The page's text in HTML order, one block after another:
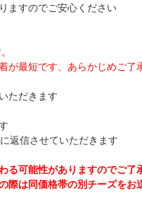
ますのでご安心ください
が最短です、あらかじめご了
ただきます
返信させていただきます
る可能性がありますのでご了
際は同価格帯の別チーズを